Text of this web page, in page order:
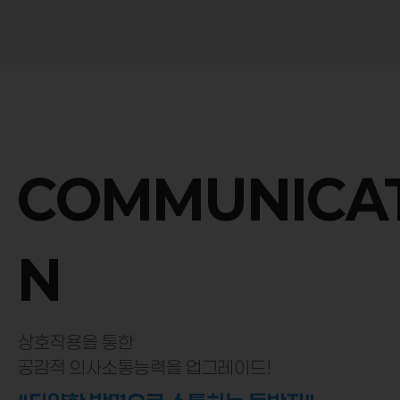
자세히 보기
N
상호작용을 통한
공감적 의사소통능력을 업그레이드!